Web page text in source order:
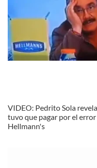
VIDEO: Pedrito Sola
tuvo que pagar por el error
Hellmann's